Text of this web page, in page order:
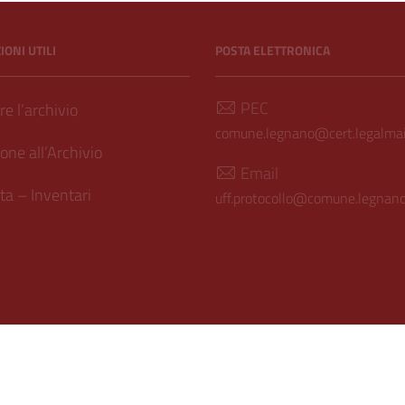
UTILI
l’archivio
all’Archivio
– Inventari
POSTA ELETTRONICA
PEC
Email